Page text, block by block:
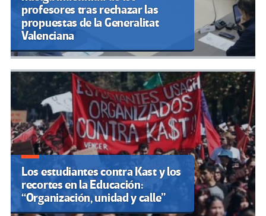
profesores tras rechazar las
propuestas de la Generalitat
Valenciana
Los estudiantes contra Kast y los
recortes en la Educación:
“Organización, unidad y calle”